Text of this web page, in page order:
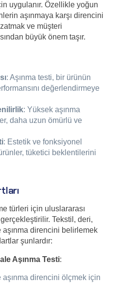
uygulanır. Özellikle yoğun
aşınmaya karşı direncini
ve müşteri
büyük önem taşır.
: Aşınma testi, bir ürünün
değerlendirmeye
: Yüksek aşınma
daha uzun ömürlü ve
: Estetik ve fonksiyonel
tüketici beklentilerini
türleri için uluslararası
Tekstil, deri,
direncini belirlemek
şunlardır:
Aşınma Testi:
direncini ölçmek için